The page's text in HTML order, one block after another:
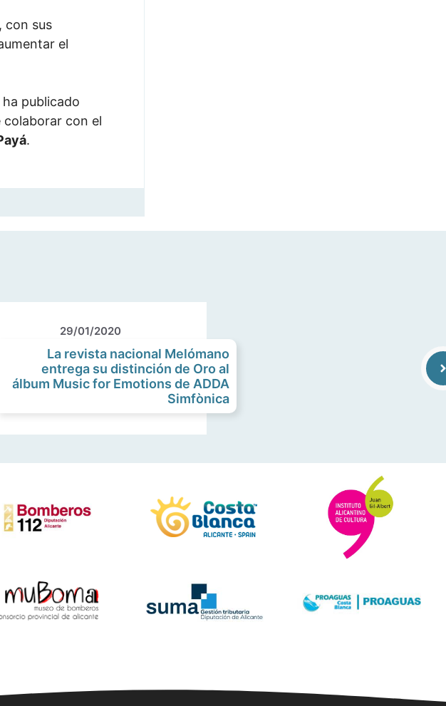
con sus
el
publicado
colaborar con el
.
29/01/2020
La revista nacional Melómano
entrega su distinción de Oro al
álbum Music for Emotions de ADDA
Simfònica